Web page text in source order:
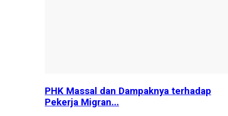
PHK Massal dan Dampaknya terhadap
Pekerja Migran...